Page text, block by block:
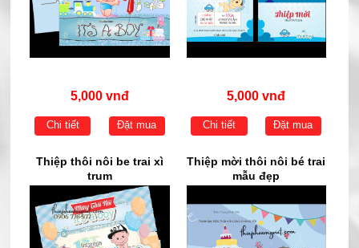
5,000 vnđ
Chi tiết Đặt mua
5,000 vnđ
Chi tiết Đặt mua
Thiệp thôi nôi be trai xì
trum
Thiệp mời thôi nôi bé trai
mẫu đẹp